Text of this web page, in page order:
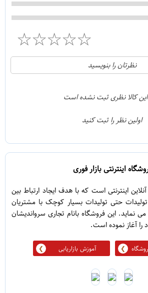
☆
☆
☆
☆
☆
0
0
نظرتان را بنویسید
این کالا نظری ثبت نشده است
اولین نظر را ثبت کنید
اینترنتی بازار فوری
اینترنتی است که با هدف ایجاد ارتباط بین
حتی تولیدات بسیار کوچک با مشتریان
می نماید. این فروشگاه بانام تجاری سرواندیشان
آموزش بازاریابی